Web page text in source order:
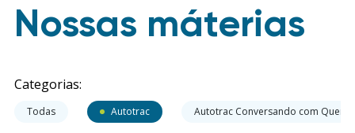
Nossas máterias
Categorias:
Todas Autotrac Autotrac Conversando com Quem